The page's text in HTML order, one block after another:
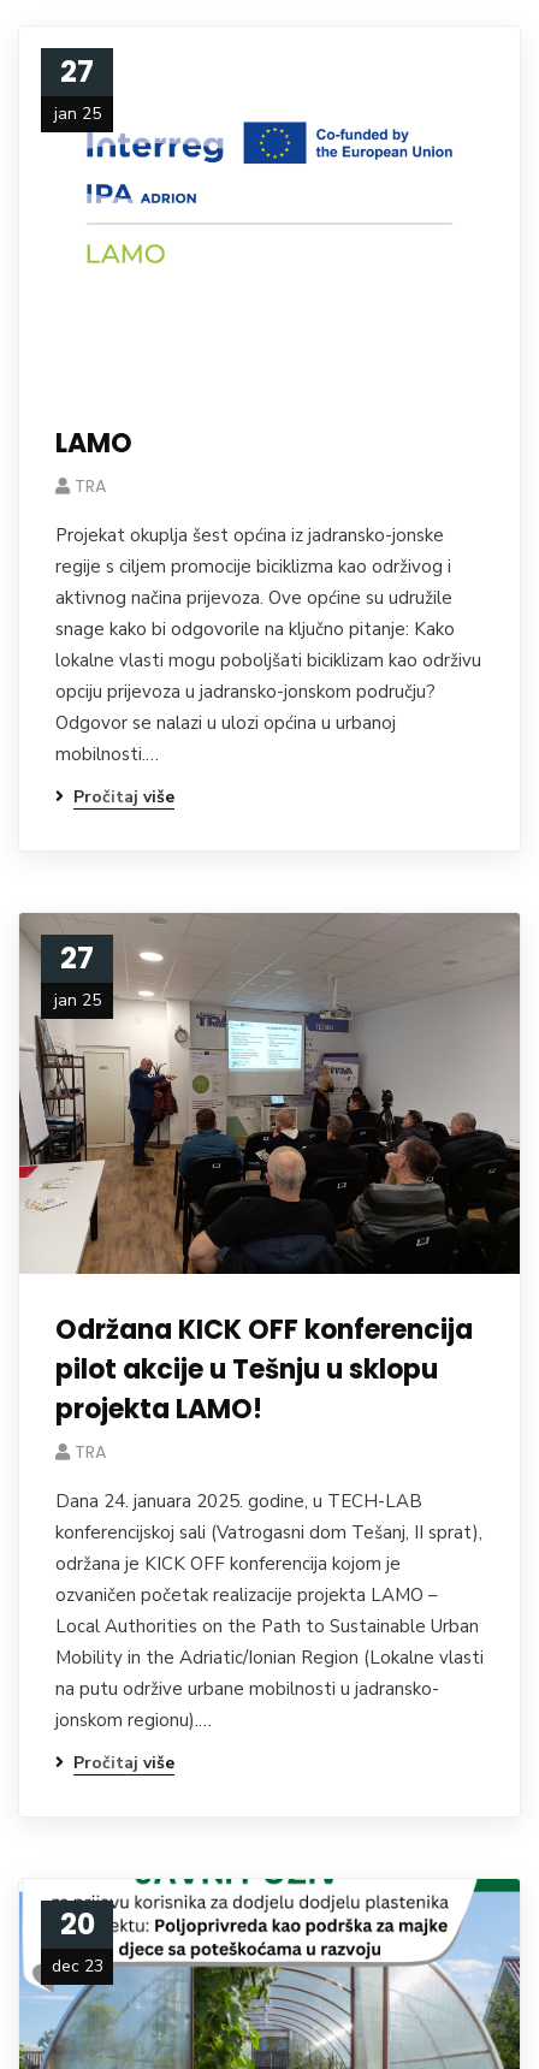
27
jan 25
LAMO
TRA
Projekat okuplja šest općina iz jadransko-jonske
regije s ciljem promocije biciklizma kao održivog i
aktivnog načina prijevoza. Ove općine su udružile
snage kako bi odgovorile na ključno pitanje: Kako
lokalne vlasti mogu poboljšati biciklizam kao održivu
opciju prijevoza u jadransko-jonskom području?
Odgovor se nalazi u ulozi općina u urbanoj
mobilnosti.…
Pročitaj više
27
jan 25
Održana KICK OFF konferencija
pilot akcije u Tešnju u sklopu
projekta LAMO!
TRA
Dana 24. januara 2025. godine, u TECH-LAB
konferencijskoj sali (Vatrogasni dom Tešanj, II sprat),
održana je KICK OFF konferencija kojom je
ozvaničen početak realizacije projekta LAMO –
Local Authorities on the Path to Sustainable Urban
Mobility in the Adriatic/Ionian Region (Lokalne vlasti
na putu održive urbane mobilnosti u jadransko-
jonskom regionu).…
Pročitaj više
20
dec 23